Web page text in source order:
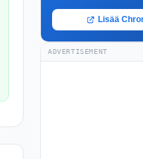
Lisää
ADVERTISEMENT